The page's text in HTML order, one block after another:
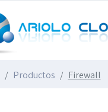
Productos Firewall